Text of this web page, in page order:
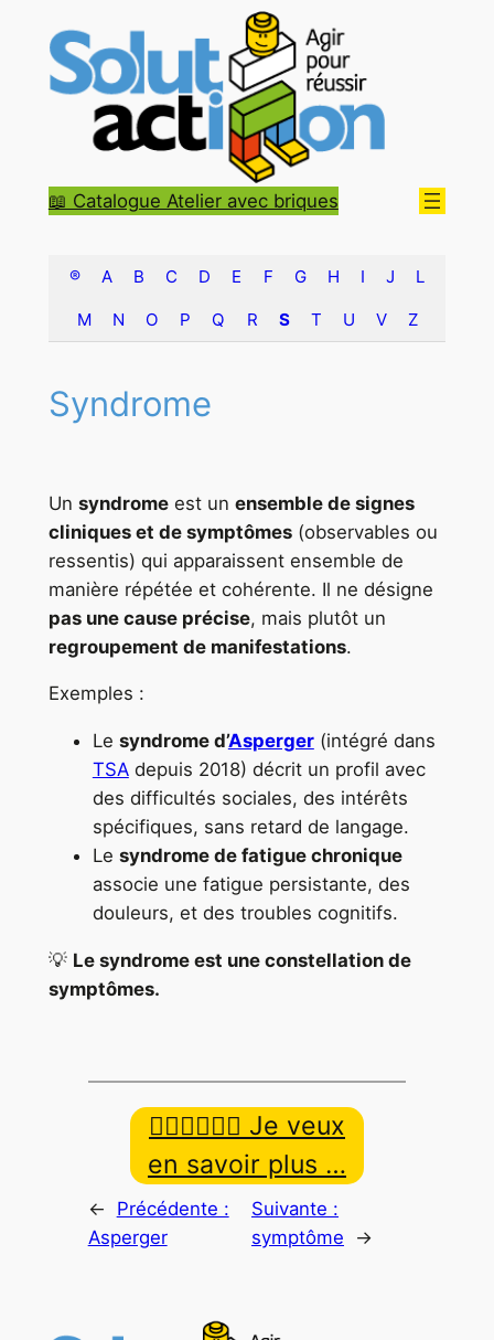
contenu
📖 Catalogue Atelier avec briques
® A B C D E F G H I J L
M N O P Q R S T U V Z
Syndrome
Un syndromeest un ensemble de signes
cliniques et de symptômes(observables ou
ressentis) qui apparaissent ensemble de
manière répétée et cohérente. Il ne désigne
pas une cause précise, mais plutôt un
regroupement de manifestations.
Exemples :
Le syndrome d’Asperger(intégré dans
TSAdepuis 2018) décrit un profil avec
des difficultés sociales, des intérêts
spécifiques, sans retard de langage.
Le syndrome de fatigue chronique
associe une fatigue persistante, des
douleurs, et des troubles cognitifs.
💡 Le syndrome est une constellation de
symptômes.
👉🏿👉🏾👉🏼 Je veux
en savoir plus …
←
Précédente :
Asperger
Suivante :
symptôme
→